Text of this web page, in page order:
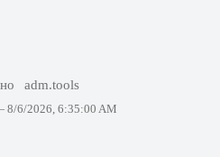
adm.tools
8/6/2026, 6:35:00 AM